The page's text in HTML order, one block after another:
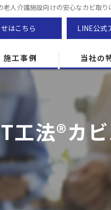
老人介護施設向けの安心なカビ取り
はこちら LINE公式
施工事例 当社の
防カビ
カビ専門
ZEH住宅
カビ検査
工法®カ